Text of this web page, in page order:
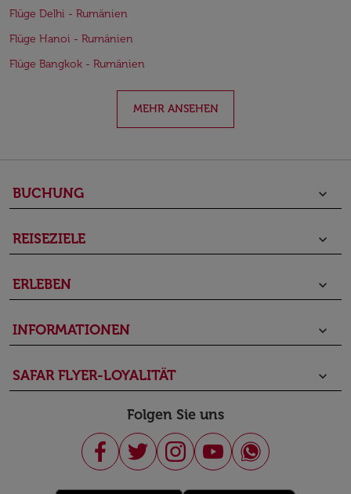
Flüge Delhi - Rumänien
Flüge Hanoi - Rumänien
Flüge Bangkok - Rumänien
MEHR ANSEHEN
BUCHUNG keyboard_arrow_down
REISEZIELE keyboard_arrow_down
ERLEBEN keyboard_arrow_down
INFORMATIONEN keyboard_arrow_down
SAFAR FLYER-LOYALITÄT keyboard_arrow_down
Folgen Sie uns